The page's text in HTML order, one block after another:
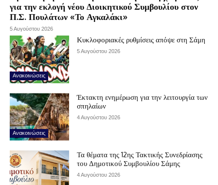
για την εκλογή νέου Διοικητικού Συμβουλίου στον
Π.Σ. Πουλάτων «Το Αγκαλάκι»
5 Αυγούστου 2026
Ανακοινώσεις
Κυκλοφοριακές ρυθμίσεις απόψε στη Σάμη
5 Αυγούστου 2026
Ανακοινώσεις
Έκτακτη ενημέρωση για την λειτουργία των
σπηλαίων
4 Αυγούστου 2026
Τα θέματα της 12ης Τακτικής Συνεδρίασης
του Δημοτικού Συμβουλίου Σάμης
4 Αυγούστου 2026